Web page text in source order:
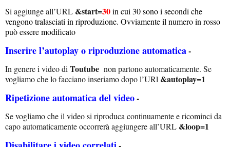
Si aggiunge all’URL &start=30in cui 30 sono i secondi che
vengono tralasciati in riproduzione. Ovviamente il numero in rosso
può essere modificato
Inserire l’autoplay o riproduzione automatica-
In genere i video di Toutube non partono automaticamente. Se
vogliamo che lo facciano inseriamo dopo l’URl &autoplay=1
Ripetizione automatica del video-
Se vogliamo che il video si riproduca continuamente e ricominci da
capo automaticamente occorrerà aggiungere all’URL &loop=1